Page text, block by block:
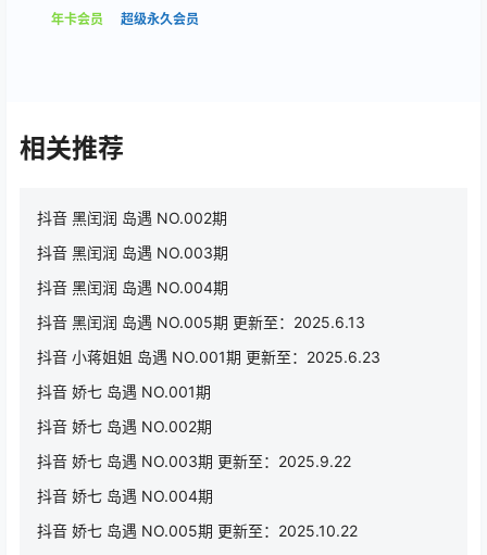
年卡会员
超级永久会员
相关推荐
抖音 黑闰润 岛遇 NO.002期
抖音 黑闰润 岛遇 NO.003期
抖音 黑闰润 岛遇 NO.004期
抖音 黑闰润 岛遇 NO.005期 更新至：2025.6.13
抖音 小蒋姐姐 岛遇 NO.001期 更新至：2025.6.23
抖音 娇七 岛遇 NO.001期
抖音 娇七 岛遇 NO.002期
抖音 娇七 岛遇 NO.003期 更新至：2025.9.22
抖音 娇七 岛遇 NO.004期
抖音 娇七 岛遇 NO.005期 更新至：2025.10.22